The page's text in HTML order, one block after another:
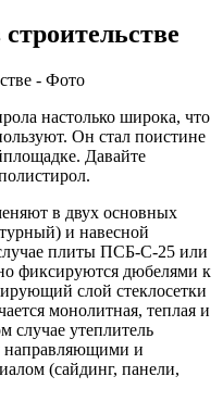
настолько широка, что
Он стал поистине
Давайте
в двух основных
и навесной
плиты ПСБ-С-25 или
фиксируются дюбелями к
слой стеклосетки
монолитная, теплая и
случае утеплитель
направляющими и
(сайдинг, панели,